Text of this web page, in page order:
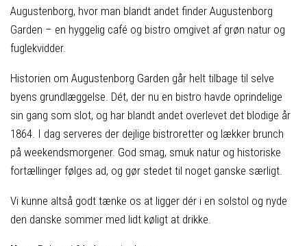
Augustenborg, hvor man blandt andet finder Augustenborg
Garden – en hyggelig café og bistro omgivet af grøn natur og
fuglekvidder.
Historien om Augustenborg Garden går helt tilbage til selve
byens grundlæggelse. Dét, der nu en bistro havde oprindelige
sin gang som slot, og har blandt andet overlevet det blodige år
1864. I dag serveres der dejlige bistroretter og lækker brunch
på weekendsmorgener. God smag, smuk natur og historiske
fortællinger følges ad, og gør stedet til noget ganske særligt.
Vi kunne altså godt tænke os at ligger dér i en solstol og nyde
den danske sommer med lidt køligt at drikke.